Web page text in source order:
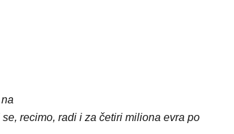
recimo, radi i za četiri miliona evra po